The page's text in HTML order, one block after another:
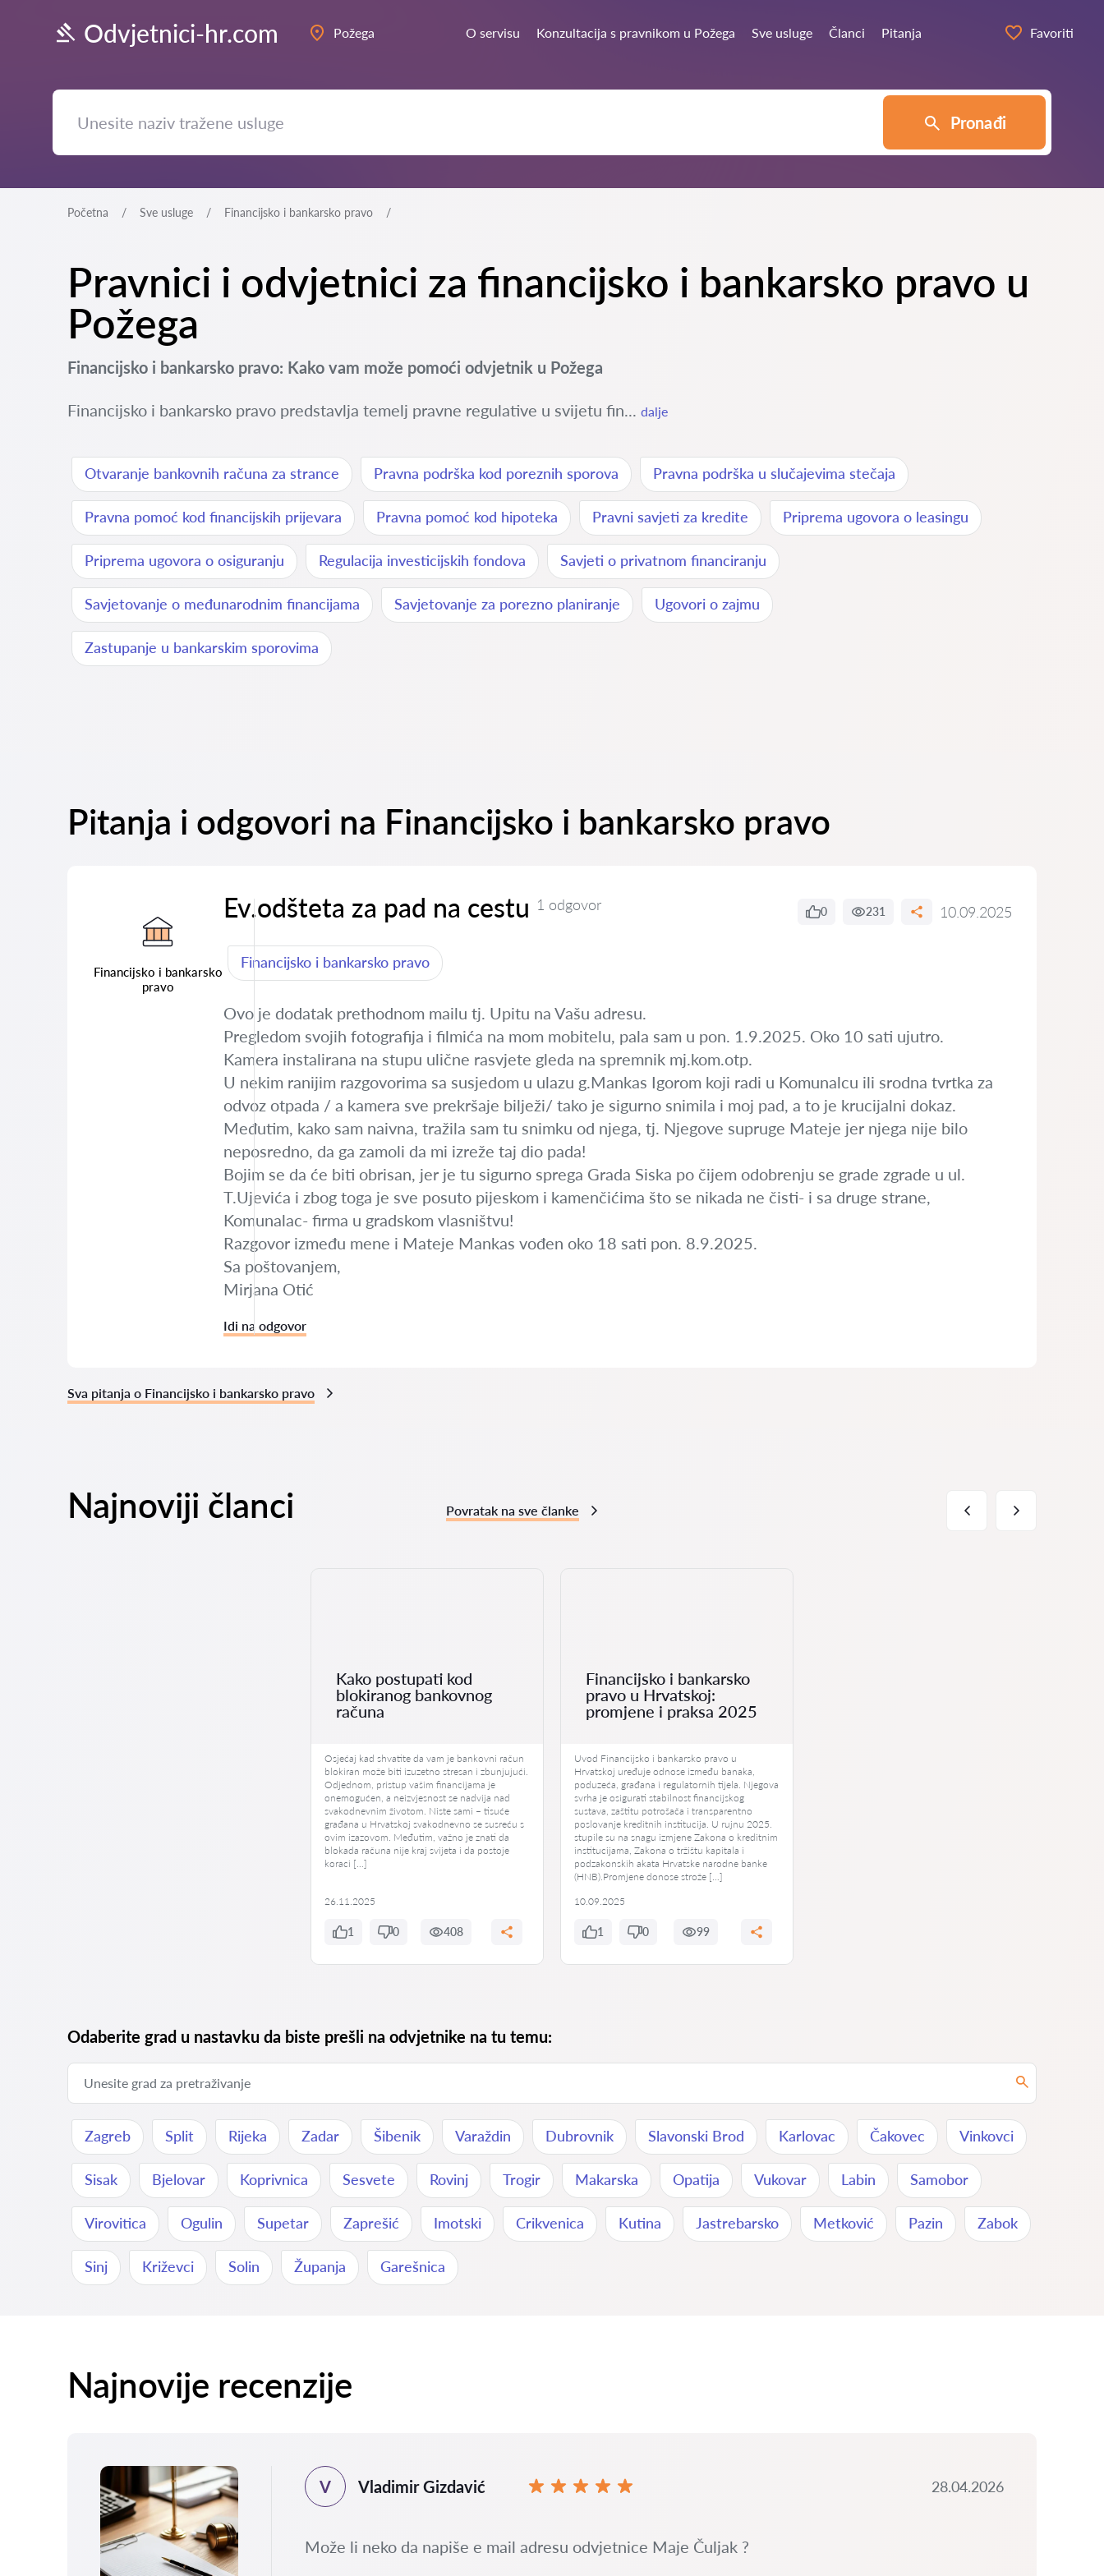
Odvjetnici-hr.com Požega O servisu Konzultacija s pravnikom u Požega Sve usluge Članci Pitanja Favoriti
Pronađi
Početna Sve usluge Financijsko i bankarsko pravo
Pravnici i odvjetnici za financijsko i bankarsko pravo u
Požega
Financijsko i bankarsko pravo: Kako vam može pomoći odvjetnik u Požega
Financijsko i bankarsko pravo predstavlja temelj pravne regulative u svijetu fin... dalje
Otvaranje bankovnih računa za strance Pravna podrška kod poreznih sporova Pravna podrška u slučajevima stečaja
Pravna pomoć kod financijskih prijevara Pravna pomoć kod hipoteka Pravni savjeti za kredite Priprema ugovora o leasingu
Priprema ugovora o osiguranju Regulacija investicijskih fondova Savjeti o privatnom financiranju
Savjetovanje o međunarodnim financijama Savjetovanje za porezno planiranje Ugovori o zajmu
Zastupanje u bankarskim sporovima
Pitanja i odgovori na Financijsko i bankarsko pravo
Financijsko i bankarsko
pravo
Ev.odšteta za pad na cestu 1 odgovor 0 231 10.09.2025
Financijsko i bankarsko pravo
Ovo je dodatak prethodnom mailu tj. Upitu na Vašu adresu.
Pregledom svojih fotografija i filmića na mom mobitelu, pala sam u pon. 1.9.2025. Oko 10 sati ujutro.
Kamera instalirana na stupu ulične rasvjete gleda na spremnik mj.kom.otp.
U nekim ranijim razgovorima sa susjedom u ulazu g.Mankas Igorom koji radi u Komunalcu ili srodna tvrtka za
odvoz otpada / a kamera sve prekršaje bilježi/ tako je sigurno snimila i moj pad, a to je krucijalni dokaz.
Međutim, kako sam naivna, tražila sam tu snimku od njega, tj. Njegove supruge Mateje jer njega nije bilo
neposredno, da ga zamoli da mi izreže taj dio pada!
Bojim se da će biti obrisan, jer je tu sigurno sprega Grada Siska po čijem odobrenju se grade zgrade u ul.
T.Ujevića i zbog toga je sve posuto pijeskom i kamenčićima što se nikada ne čisti- i sa druge strane,
Komunalac- firma u gradskom vlasništvu!
Razgovor između mene i Mateje Mankas vođen oko 18 sati pon. 8.9.2025.
Sa poštovanjem,
Mirjana Otić
Idi na odgovor
Sva pitanja o Financijsko i bankarsko pravo
Najnoviji članci Povratak na sve članke
Kako postupati kod
blokiranog bankovnog
računa
Osjećaj kad shvatite da vam je bankovni račun
blokiran može biti izuzetno stresan i zbunjujući.
Odjednom, pristup vašim financijama je
onemogućen, a neizvjesnost se nadvija nad
svakodnevnim životom. Niste sami – tisuće
građana u Hrvatskoj svakodnevno se susreću s
ovim izazovom. Međutim, važno je znati da
blokada računa nije kraj svijeta i da postoje
koraci […]
26.11.2025
1 0 408
Financijsko i bankarsko
pravo u Hrvatskoj:
promjene i praksa 2025
Uvod Financijsko i bankarsko pravo u
Hrvatskoj uređuje odnose između banaka,
poduzeća, građana i regulatornih tijela. Njegova
svrha je osigurati stabilnost financijskog
sustava, zaštitu potrošača i transparentno
poslovanje kreditnih institucija. U rujnu 2025.
stupile su na snagu izmjene Zakona o kreditnim
institucijama, Zakona o tržištu kapitala i
podzakonskih akata Hrvatske narodne banke
(HNB).Promjene donose strože […]
10.09.2025
1 0 99
Odaberite grad u nastavku da biste prešli na odvjetnike na tu temu:
Zagreb Split Rijeka Zadar Šibenik Varaždin Dubrovnik Slavonski Brod Karlovac Čakovec Vinkovci
Sisak Bjelovar Koprivnica Sesvete Rovinj Trogir Makarska Opatija Vukovar Labin Samobor
Virovitica Ogulin Supetar Zaprešić Imotski Crikvenica Kutina Jastrebarsko Metković Pazin Zabok
Sinj Križevci Solin Županja Garešnica
Najnovije recenzije
V Vladimir Gizdavić 28.04.2026
Može li neko da napiše e mail adresu odvjetnice Maje Čuljak ?